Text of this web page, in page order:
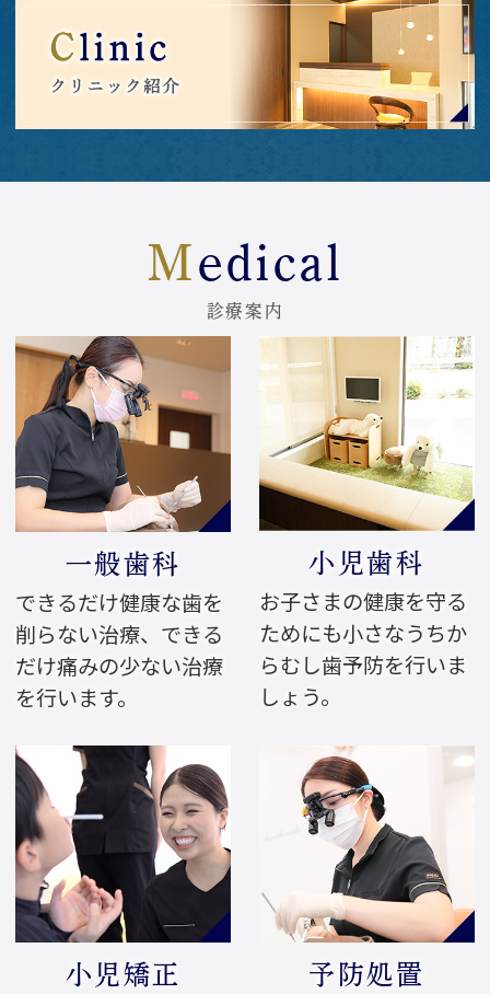
Medical
診療案内
一般歯科
できるだけ健康な歯を
削らない治療、できる
だけ痛みの少ない治療
を行います。
小児歯科
お子さまの健康を守る
ためにも小さなうちか
らむし歯予防を行いま
しょう。
小児矯正 予防処置